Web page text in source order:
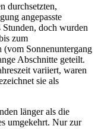
durchsetzten,
angepasste
doch wurden
zum
(vom Sonnenuntergang
Abschnitte geteilt.
variiert, waren
sie als
länger als die
umgekehrt. Nur zur